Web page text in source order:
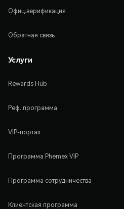
Офиц.верификация
Обратная связь
Услуги
Rewards Hub
Реф. программа
VIP-портал
Программа Phemex VIP
Программа сотрудничества
Клиентская программа